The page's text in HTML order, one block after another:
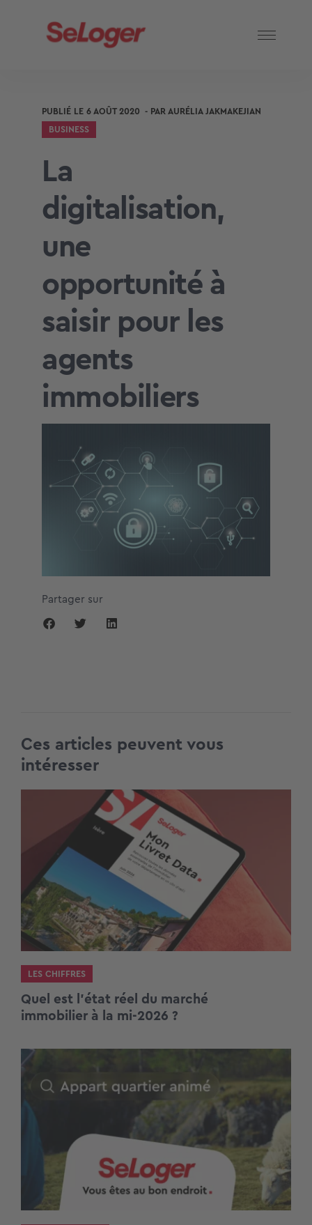
PUBLIÉ LE 6 AOÛT 2020 - PARAURÉLIA JAKMAKEJIAN
BUSINESS
La
digitalisation,
une
opportunité à
saisir pour les
agents
immobiliers
Partager sur
Ces articles peuvent vous
intéresser
LES CHIFFRES
Quel est l’état réel du marché
immobilier à la mi-2026 ?